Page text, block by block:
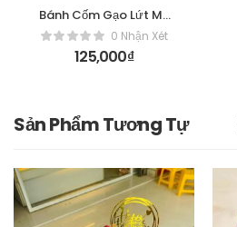
Bánh Cốm Gạo Lứt MÈ
Quê [400gr]0 Nhận Xét
125,000₫
Sản Phẩm Tương Tự